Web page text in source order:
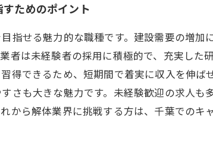
ためのポイント
指せる魅力的な職種です。建設需要の増
者は未経験者の採用に積極的で、充実した
得できるため、短期間で着実に収入を伸
さも大きな魅力です。未経験歓迎の求人
から解体業界に挑戦する方は、千葉でのキ